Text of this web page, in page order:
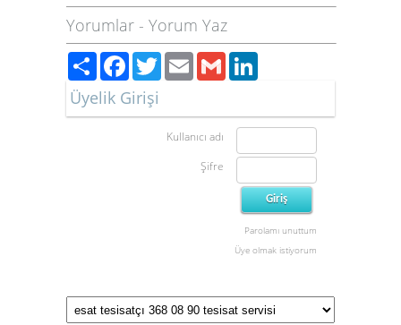
Yorumlar - Yorum Yaz
PaylaşFacebook
TwitterEmailGmail
Üyelik Girişi
Kullanıcı adı
Şifre
Parolamı unuttum
Üye olmak istiyorum